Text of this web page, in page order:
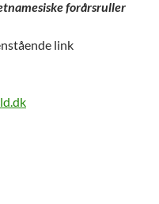
forårsruller
link